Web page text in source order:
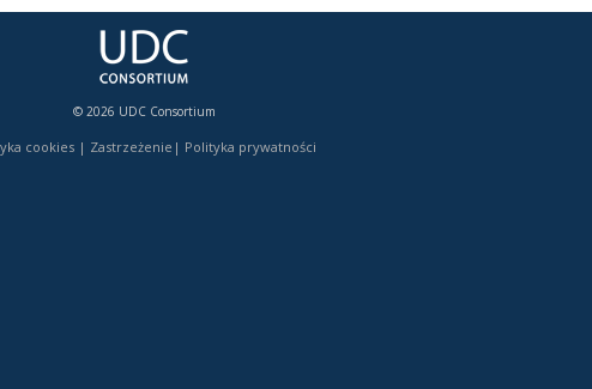
© 2026 UDC Consortium
cookies | Zastrzeżenie | Polityka prywatności